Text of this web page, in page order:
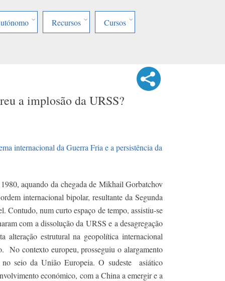
Recursos Cursos
a implosão da URSS?
internacional da Guerra Fria e a persistência da
aquando da chegada de Mikhail Gorbatchov
internacional bipolar, resultante da Segunda
Contudo, num curto espaço de tempo, assistiu-se
com a dissolução da URSS e a desagregação
alteração estrutural na geopolítica internacional
No contexto europeu, prosseguiu o alargamento
no seio da União Europeia. O sudeste asiático
económico, com a China a emergir e a